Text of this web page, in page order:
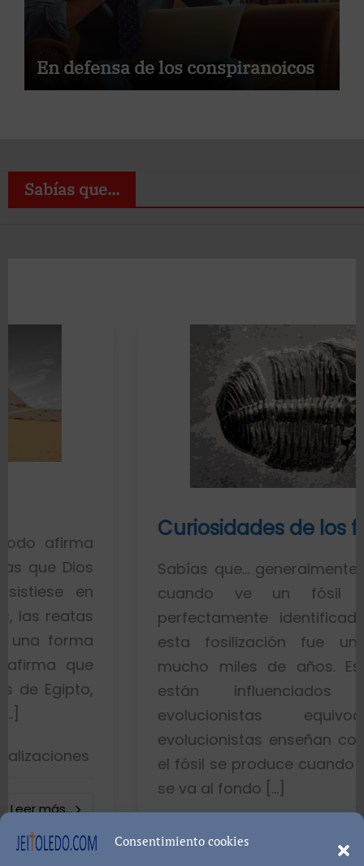
Consentimiento cookies
En defensa de los conspiranoicos
Sabías que...
Curiosidades de los fósiles
Sabías que… generalmente toda la
cuando ve un fósil de un
perfectamente identificado piensa
esta fosilización fue un proceso
mucho miles de años. Esto es
están influenciados por
evolucionistas equivocadas.
evolucionistas enseñan con gráficos
el fósil se produce cuando el pez
se va al fondo […]